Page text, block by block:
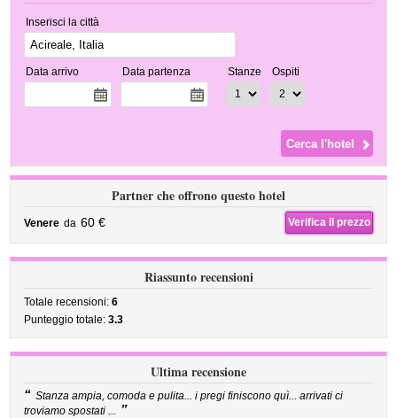
Inserisci la città
Data arrivo Data partenza Stanze Ospiti
Partner che offrono questo hotel
Venere da 60 € Verifica il prezzo
Riassunto recensioni
Totale recensioni:6
Punteggio totale:3.3
Ultima recensione
“ Stanza ampia, comoda e pulita... i pregi finiscono quì... arrivati ci
troviamo spostati ... ”